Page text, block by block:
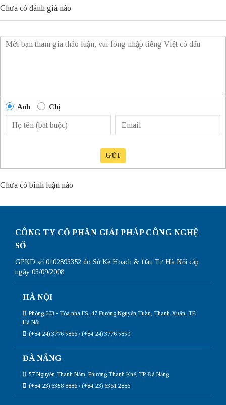
Chưa có đánh giá nào.
Anh Chị
GỬI
Chưa có bình luận nào
CÔNG TY CỔ PHẦN GIẢI PHÁP CÔNG NGHỆ
SỐ
GPKD số 0102893352 do Sở Kế Hoạch & Đầu Tư Hà Nội cấp
ngày 03/09/2008
HÀ NỘI
Phòng 603 - Tòa nhà FS, 47 Đường Nguyễn Tuân, Thanh Xuân, TP.
Hà Nội
(+84-24) 3776 5866 / (+84-24) 3776 5859
ĐÀ NẴNG
57 Nguyễn Thanh Năm, Phường Thanh Khê, TP Đà Nẵng
(+84-23) 6358 8886 / (+84-23) 6361 2886